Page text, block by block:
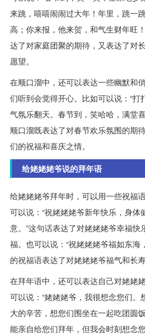
来跳，嘻嘻闹闹过大年！年里，跳一
高；你来报，他来贺，和气生财年旺
达了对家庭团聚的期待，又表达了对
愿望。
在顺口溜中，还可以表达一些幽默和
们听到会觉得开心。比如可以说：“打
气氛乐翻天。春节到，笑哈哈，满堂
顺口溜既表达了对春节欢乐氛围的期
们的祝福和喜庆之情。
给姥姥姥爷说的拜年语
给姥姥姥爷拜年时，可以用一些祝福
可以说：“祝姥姥姥爷新年快乐，身体
意。”这句话表达了对姥姥姥爷幸福快
福。也可以说：“祝姥姥姥爷福如东海
的祝福语表达了对姥姥姥爷福气和长
在拜年语中，还可以表达自己对姥姥
可以说：“姥姥姥爷，我很想念您们。
大的辛苦，想您们围坐在一起吃团圆
能亲自给您们拜年，但我会时刻想念